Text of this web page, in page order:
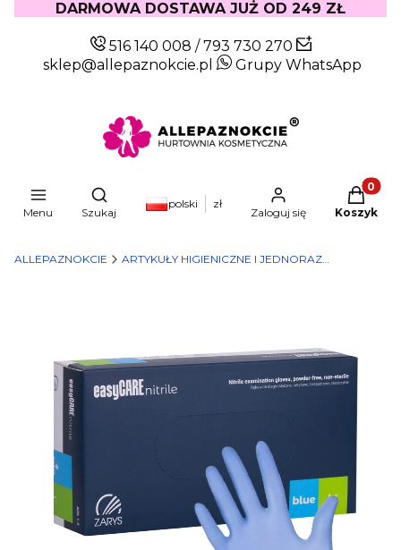
DARMOWA DOSTAWA JUŻ OD 249 ZŁ
516 140 008 /793 730 270
sklep@allepaznokcie.pl
Grupy WhatsApp
Menu
Otwórz wyszukiwarkę
Szukaj
polski zł
Zaloguj się Koszyk
ALLEPAZNOKCIE ARTYKUŁY HIGIENICZNE I JEDNORAZOWE